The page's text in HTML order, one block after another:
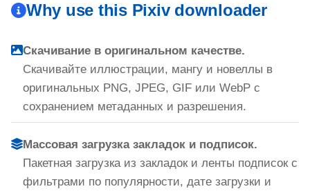
Why use this Pixiv downloader
Скачивание в оригинальном качестве.
Скачивайте иллюстрации, мангу и новеллы в
оригинальных PNG, JPEG, GIF или WebP с
сохранением метаданных и разрешения.
Массовая загрузка закладок и подписок.
Пакетная загрузка из закладок и ленты подписок с
фильтрами по популярности, дате загрузки и